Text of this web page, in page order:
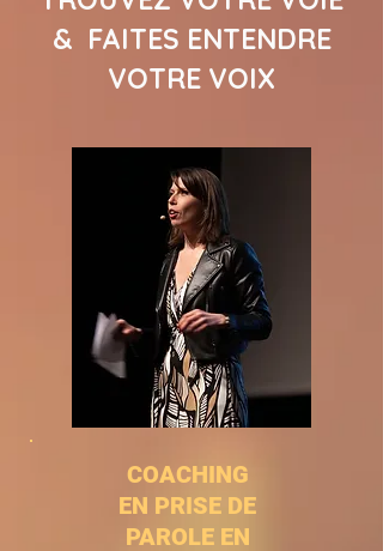
& FAITES ENTENDRE
VOTRE VOIX
COACHING
EN PRISE DE
PAROLE EN